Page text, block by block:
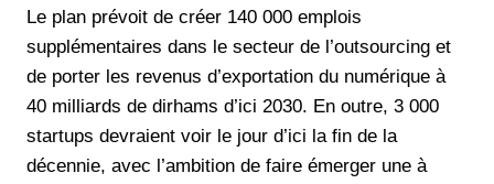
Le plan prévoit de créer 140 000 emplois
supplémentaires dans le secteur de l’outsourcing et
de porter les revenus d’exportation du numérique à
40 milliards de dirhams d’ici 2030. En outre, 3 000
startups devraient voir le jour d’ici la fin de la
décennie, avec l’ambition de faire émerger une à